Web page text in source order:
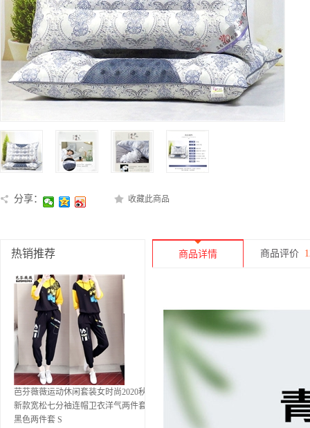
分享： 收藏此商品
热销推荐
芭芬薇薇运动休闲套装女时尚2020秋季
新款宽松七分袖连帽卫衣洋气两件套潮
黑色两件套 S
商品详情 商品评价